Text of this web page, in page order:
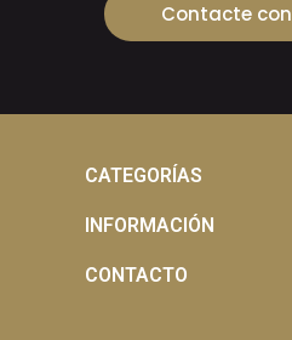
Contacte
CATEGORÍAS
INFORMACIÓN
CONTACTO